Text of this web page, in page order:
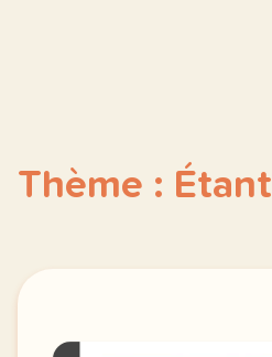
Thème : Étant